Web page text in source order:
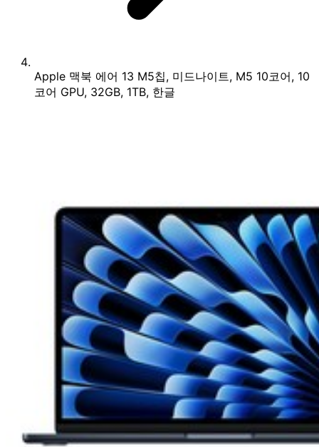
Apple 맥북 에어 13 M5칩, 미드나이트, M5 10코어, 10
코어 GPU, 32GB, 1TB, 한글